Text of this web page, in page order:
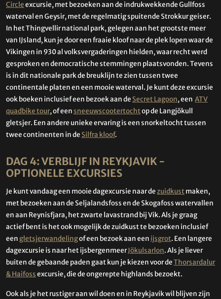
Circleexcursie, met bezoeken aan de indrukwekkende Gullfoss
waterval en Geysir, met de regelmatig spuitende Strokkur geiser.
In het Thingvellir national park, gelegen aan het grootste meer
van IJsland, kun je door een fraaie kloof naar de plek lopen waar de
Vikingen in 930 al volksvergaderingen hielden, waar recht werd
gesproken en democratische stemmingen plaatsvonden. Tevens
is in dit nationale park de breuklijn te zien tussen twee
continentale platen en een mooie waterval. Je kunt deze excursie
ook boeken inclusief een bezoek aan de Secret Lagoon, een ATV
quadbike tour, of eensneeuwscootertochtop de Langjökull
gletsjer. Een andere unieke ervaring is een snorkeltocht tussen
twee continenten in de Silfra kloof.
DAG 4: VERBLIJF IN REYKJAVIK -
OPTIONELE EXCURSIES
Je kunt vandaag een mooie dagexcursie naar dezuidkustmaken,
met bezoeken aan de Seljalandsfoss en de Skogafoss watervallen
en aan Reynisfjara, het zwarte lavastrand bij Vik. Als je graag
actief bent is het ook mogelijk de zuidkust te bezoeken inclusief
een gletsjerwandelingof een bezoek aan een ijsgrot. Een langere
dagexcursie is naar het ijsbergenmeerJökulsarlon. Als je liever
buiten de gebaande paden gaat kun je kiezen voor deThorsardalur
& Haifossexcursie, die de ongerepte highlands bezoekt.
Ook als je het rustiger aan wil doen en in Reykjavik wil blijven zijn